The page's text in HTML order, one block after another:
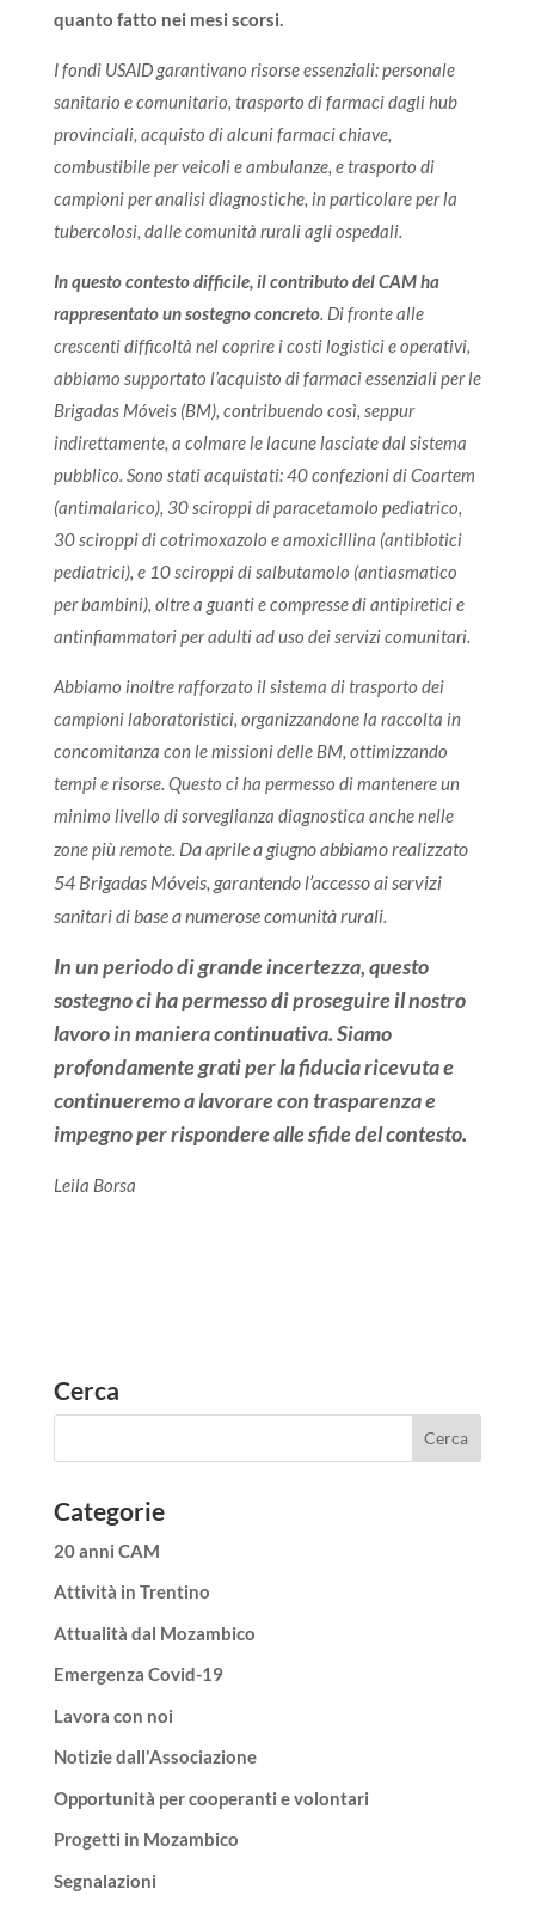
quanto fatto nei mesi scorsi.
I fondi USAID garantivano risorse essenziali: personale
sanitario e comunitario, trasporto di farmaci dagli hub
provinciali, acquisto di alcuni farmaci chiave,
combustibile per veicoli e ambulanze, e trasporto di
campioni per analisi diagnostiche, in particolare per la
tubercolosi, dalle comunità rurali agli ospedali.
In questo contesto difficile, il contributo del CAM ha
rappresentato un sostegno concreto. Di fronte alle
crescenti difficoltà nel coprire i costi logistici e operativi,
abbiamo supportato l’acquisto di farmaci essenziali per le
Brigadas Móveis (BM), contribuendo così, seppur
indirettamente, a colmare le lacune lasciate dal sistema
pubblico. Sono stati acquistati: 40 confezioni di Coartem
(antimalarico), 30 sciroppi di paracetamolo pediatrico,
30 sciroppi di cotrimoxazolo e amoxicillina (antibiotici
pediatrici), e 10 sciroppi di salbutamolo (antiasmatico
per bambini), oltre a guanti e compresse di antipiretici e
antinfiammatori per adulti ad uso dei servizi comunitari.
Abbiamo inoltre rafforzato il sistema di trasporto dei
campioni laboratoristici, organizzandone la raccolta in
concomitanza con le missioni delle BM, ottimizzando
tempi e risorse. Questo ci ha permesso di mantenere un
minimo livello di sorveglianza diagnostica anche nelle
zone più remote. Da aprile a giugno abbiamo realizzato
54 Brigadas Móveis, garantendo l’accesso ai servizi
sanitari di base a numerose comunità rurali.
In un periodo di grande incertezza, questo
sostegno ci ha permesso di proseguire il nostro
lavoro in maniera continuativa. Siamo
profondamente grati per la fiducia ricevuta e
continueremo a lavorare con trasparenza e
impegno per rispondere alle sfide del contesto.
Leila Borsa
Cerca
Categorie
20 anni CAM
Attività in Trentino
Attualità dal Mozambico
Emergenza Covid-19
Lavora con noi
Notizie dall'Associazione
Opportunità per cooperanti e volontari
Progetti in Mozambico
Segnalazioni